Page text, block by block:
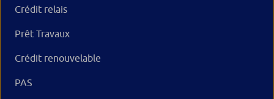
Crédit relais
Prêt Travaux
Crédit renouvelable
PAS